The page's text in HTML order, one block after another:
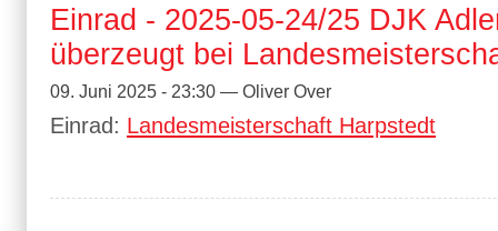
Einrad - 2025-05-24/25 DJK
überzeugt bei
09. Juni 2025 - 23:30 — Oliver Over
Einrad: Landesmeisterschaft Harpstedt